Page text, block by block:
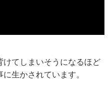
てしまいそうになるほど
生かされています。